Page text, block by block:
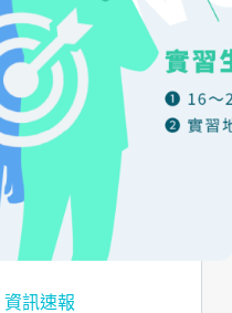
資訊速報